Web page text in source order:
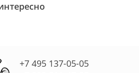
+7 495 137-05-05